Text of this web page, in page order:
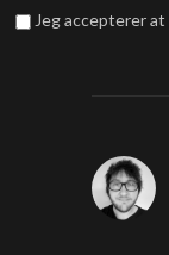
Jeg accepterer